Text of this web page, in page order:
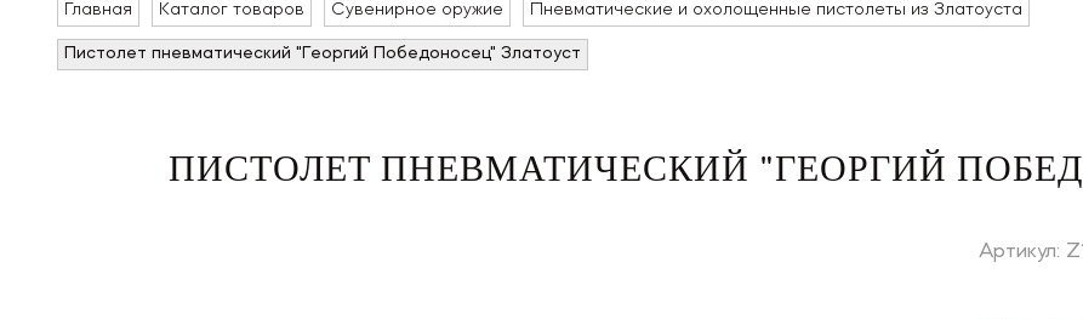
Главная Каталог товаров Сувенирное оружие Пневматические и охолощенные пистолеты из Златоуста
Пистолет пневматический "Георгий Победоносец" Златоуст
ПИСТОЛЕТ ПНЕВМАТИЧЕСКИЙ "ГЕОРГИЙ
Артикул: